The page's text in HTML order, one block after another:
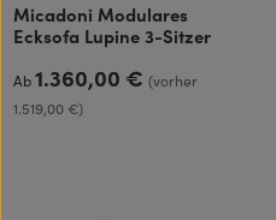
Micadoni Modulares
Ecksofa Lupine 3-Sitzer
Regulärer Preis:
Ab1.360,00 €(vorher
1.519,00 €)